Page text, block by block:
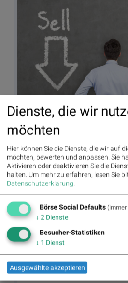
Sell, Buy, kaufen, verkaufen, Konsument,
entscheiden, (© www.shutterstock.com)
Autor
Christine
Petzwinkler
Die
von
Infos
Dienste, die wir
möchten
Hier können Sie die Dienste, die wir auf
möchten, bewerten und anpassen. Sie
Aktivieren oder deaktivieren Sie die
halten. Um mehr zu erfahren, lesen Sie
Datenschutzerklärung.
Börse Social Defaults
↓ 2 Dienste
Besucher-Statistiken
↓ 1 Dienst
Ausgewählte akzeptieren